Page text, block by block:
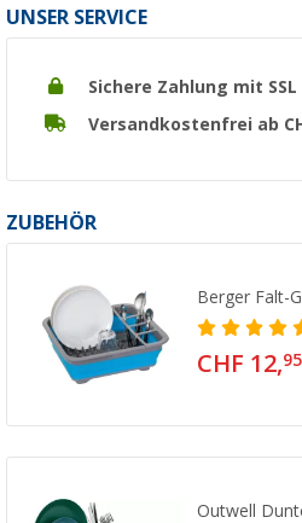
UNSER SERVICE
Sichere Zahlung mit
Versandkostenfrei ab
ZUBEHÖR
Berger Falt-
CHF 12,95
Outwell